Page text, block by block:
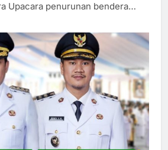
Upacara penurunan bendera…